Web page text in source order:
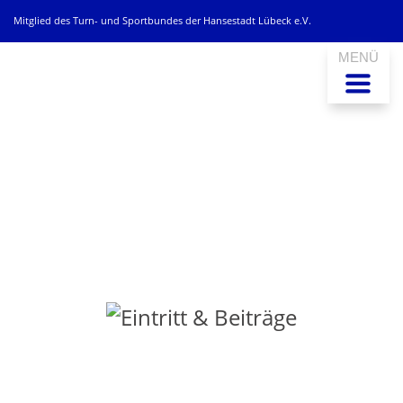
Mitglied des Turn- und Sportbundes der Hansestadt Lübeck e.V.
MENÜ